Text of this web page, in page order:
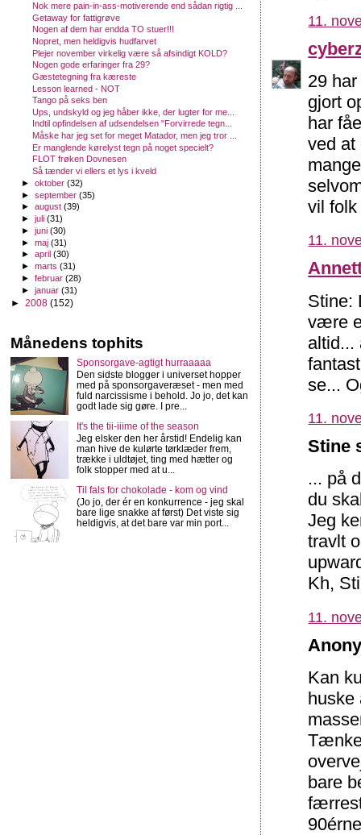
11.
29
gjort
har
ved at
vil
11.
Stine:
være
altid...
se...
11.
Stine
... på
du
Jeg
travlt
Kh,
11.
Kan
huske
bare
Nok mere pain-in-ass-motiverende end sådan rigtig ...
Getaway for fattigrøve
Nogen af dem har endda TO stuer!!!
Nopret, men heldigvis hudfarvet
Plejer november virkelig være så afsindigt KOLD?
Nogen gode erfaringer fra 29?
Gæstetegning fra kæreste
Lesson learned - NOT
Tango på seks ben
Ups, undskyld og jeg håber ikke, der lugter for me...
Indtil opfindelsen af udsendelsen "Forvirrede tegn...
Måske har jeg set for meget Matador, men jeg tror ...
Er manglende kørelyst tegn på noget specielt?
FLOT frøken Dovnesen
Så tænder vi ellers et lys i kveld
►oktober(32)
►september(35)
►august(39)
►juli(31)
►juni(30)
►maj(31)
►april(30)
►marts(31)
►februar(28)
►januar(31)
► 2008 (152)
Månedens tophits
Sponsorgave-agtigt hurraaaaa
Den sidste blogger i universet hopper
med på sponsorgaveræset - men med
fuld narcissisme i behold. Jo jo, det kan
godt lade sig gøre. I pre...
It's the tii-iiime of the season
Jeg elsker den her årstid! Endelig kan
man hive de kulørte tørklæder frem,
trække i uldtøjet, ting med hætter og
folk stopper med at u...
Til fals for chokolade - kom og vind
(Jo jo, der ér en konkurrence - jeg skal
bare lige snakke af først) Det viste sig
heldigvis, at det bare var min port...